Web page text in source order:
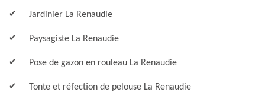
Jardinier La Renaudie
Paysagiste La Renaudie
Pose de gazon en rouleau La Renaudie
Tonte et réfection de pelouse La Renaudie